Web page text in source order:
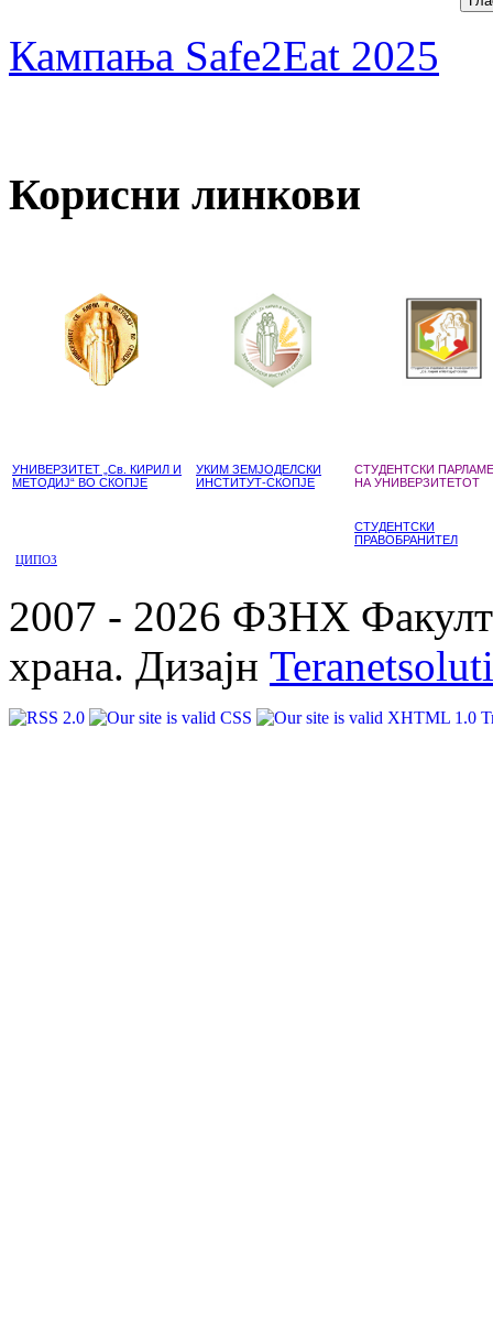
Кампања Safe2Eat 2025
Корисни линкови
УНИВЕРЗИТЕТ „Св. КИРИЛ И
МЕТОДИЈ“ ВО СКОПЈЕ
УКИМ ЗЕМЈОДЕЛСКИ
ИНСТИТУТ-СКОПЈЕ
СТУДЕНТСКИ
НА УНИВЕРЗИТЕТОТ
СТУДЕНТСКИ
ПРАВОБРАНИТЕЛ
ЦИПОЗ
2007 - 2026 ФЗНХ
храна. Дизајн